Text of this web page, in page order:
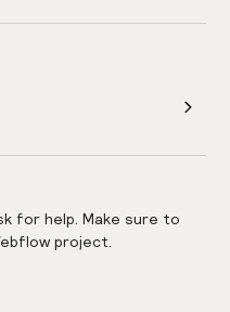
for help. Make sure to
project.